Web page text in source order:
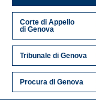
Corte di Appello
di Genova
Tribunale di Genova
Procura di Genova